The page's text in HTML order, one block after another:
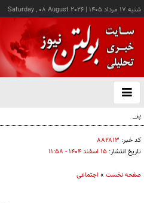
شنبه ۱۷ مرداد ۱۴۰۵ |
Saturday , 08 August 2026
باز
و
پزشکیان: خدمت بی‌منت و مشارکت مردمی، پایه
کد خبر: ۸۸۲۸۱۳
تاریخ انتشار: ۱۵ اسفند ۱۴۰۴ - ۱۱:۵۸
صفحه نخست » اجتماعی